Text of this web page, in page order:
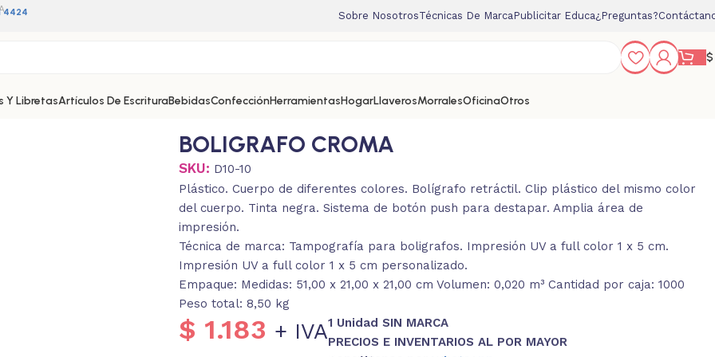
4424 Sobre NosotrosTécnicas De MarcaPublicitar Educa¿Preguntas?
$
Y LibretasArtículos De EscrituraBebidasConfecciónHerramientasHogarLlaverosMorralesOficinaOtros
BOLIGRAFO CROMA
SKU: D10-10
Plástico. Cuerpo de diferentes colores. Bolígrafo retráctil. Clip plástico del mismo color
del cuerpo. Tinta negra. Sistema de botón push para destapar. Amplia área de
impresión.
Técnica de marca: Tampografía para boligrafos. Impresión UV a full color 1 x 5 cm.
Impresión UV a full color 1 x 5 cm personalizado.
Empaque: Medidas: 51,00 x 21,00 x 21,00 cm Volumen: 0,020 m³ Cantidad por caja: 1000
Peso total: 8,50 kg
$ 1.183 + IVA1 Unidad SIN MARCA
PRECIOS E INVENTARIOS AL POR MAYOR